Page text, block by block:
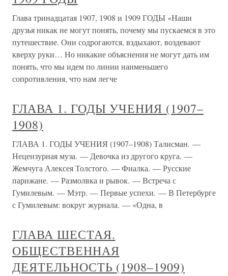
Глава тринадцатая 1907, 1908 и 1909 ГОДЫ «Наши
друзья никак не могут понять, почему мы пускаемся в это
путешествие. Они содрогаются, вздыхают, воздевают
кверху руки… Но никакие объяснения не могут дать им
понять, что мы идем по линии наименьшего
сопротивления, что нам легче
ГЛАВА 1. ГОДЫ УЧЕНИЯ (1907–
1908)
ГЛАВА 1. ГОДЫ УЧЕНИЯ (1907–1908) Талисман. —
Нецензурная муза. — Девочка из другого круга. —
Жемчуга Алексея Толстого. — Фиалка. — Русские
парижане. — Размолвка и рывок. — Встреча с
Гумилевым. — Мэтр. — Первые успехи. — В Петербурге
с Гумилевым: вокруг журнала. — «Одна, в
ГЛАВА ШЕСТАЯ.
ОБЩЕСТВЕННАЯ
ДЕЯТЕЛЬНОСТЬ (1908–1909)